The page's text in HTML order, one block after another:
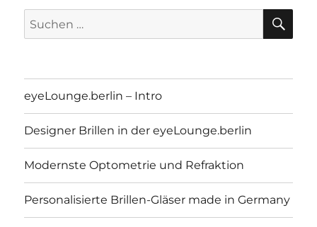
Suchen
nach:
eyeLounge.berlin – Intro
Designer Brillen in der eyeLounge.berlin
Modernste Optometrie und Refraktion
Personalisierte Brillen-Gläser made in Germany